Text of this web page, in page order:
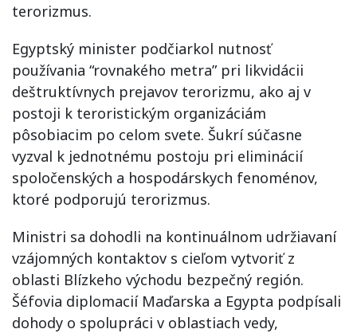
terorizmus.
Egyptský minister podčiarkol nutnosť
používania “rovnakého metra” pri likvidácii
deštruktívnych prejavov terorizmu, ako aj v
postoji k teroristickým organizáciám
pôsobiacim po celom svete. Šukrí súčasne
vyzval k jednotnému postoju pri eliminácií
spoločenských a hospodárskych fenoménov,
ktoré podporujú terorizmus.
Ministri sa dohodli na kontinuálnom udržiavaní
vzájomných kontaktov s cieľom vytvoriť z
oblasti Blízkeho východu bezpečný región.
Šéfovia diplomacií Maďarska a Egypta podpísali
dohody o spolupráci v oblastiach vedy,